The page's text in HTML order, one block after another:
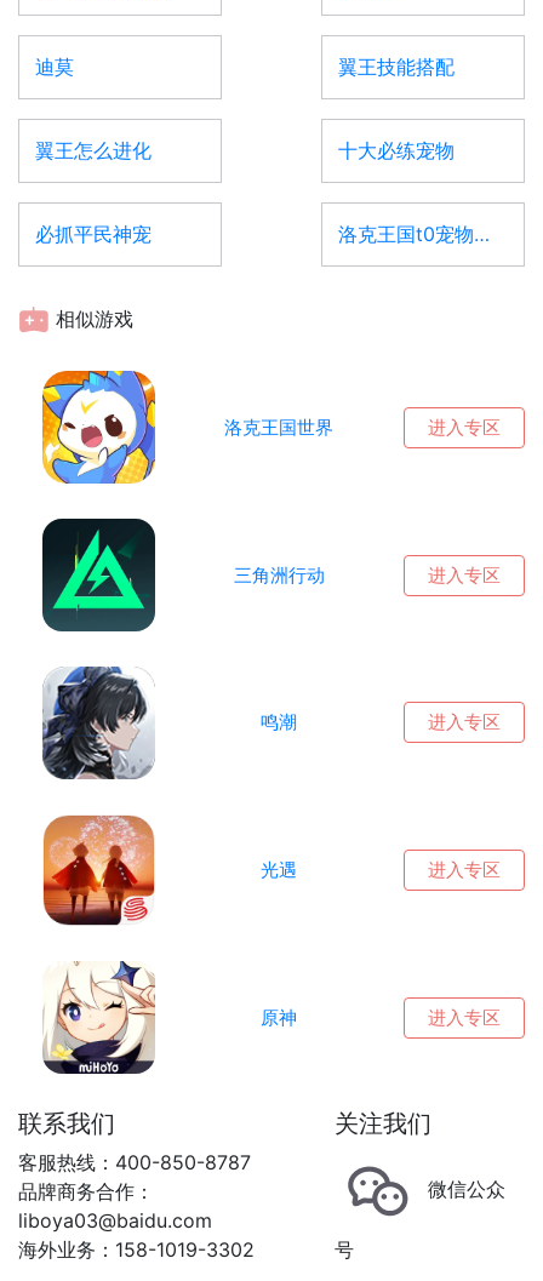
迪莫 翼王技能搭配
翼王怎么进化 十大必练宠物
必抓平民神宠 洛克王国t0宠物一览表
相似游戏
洛克王国世界 进入专区
三角洲行动 进入专区
鸣潮 进入专区
光遇 进入专区
原神 进入专区
联系我们
客服热线：400-850-8787
品牌商务合作：
liboya03@baidu.com
海外业务：158-1019-3302
关注我们
微信公众
号